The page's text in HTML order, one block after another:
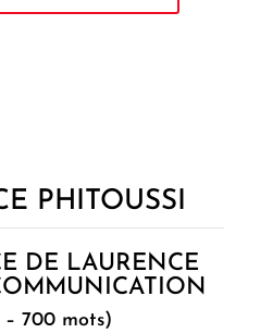
PHITOUSSI
DE LAURENCE
700 mots)